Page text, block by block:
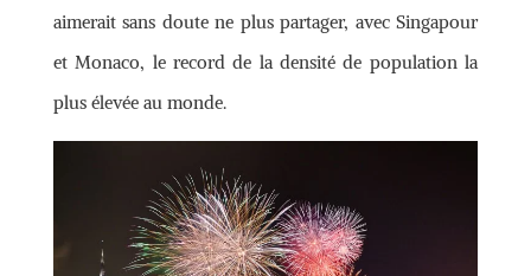
aimerait sans doute ne plus partager, avec Singapour
et Monaco, le record de la densité de population la
plus élevée au monde.